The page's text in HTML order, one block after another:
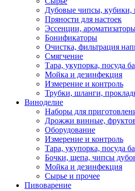
Дубовые чипсы, кубики,
Пряности для настоек
Эссенции,
Бонификаторы
Очистка, фильтрация
Смягчение
Тара, укупорка, посуда
Мойка и дезинфекция
Измерение и контроль
Трубки, шланги,
Виноделие
Наборы для
Дрожжи винные,
Оборудование
Измерение и контроль
Тара, укупорка, посуда
Бочки, щепа, чипсы
Мойка и дезинфекция
Сырье и прочее
Пивоварение